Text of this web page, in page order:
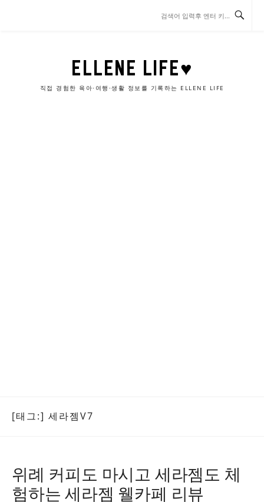
ELLENE LIFE♥
직접 경험한 육아·여행·생활 정보를 기록하는 ELLENE LIFE
[태그:] 세라젬V7
위례 커피도 마시고 세라젬도 체
험하는 세라젬 웰카페 리뷰